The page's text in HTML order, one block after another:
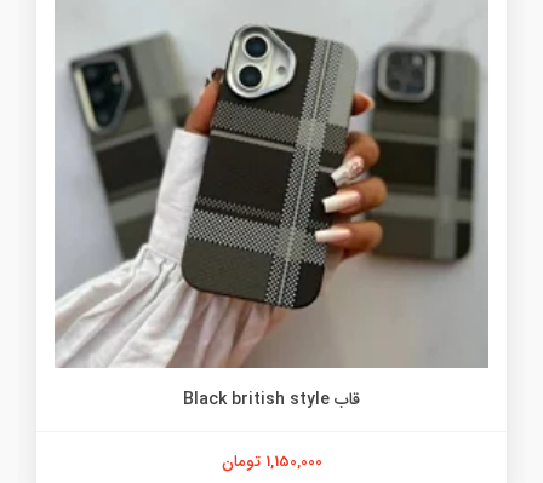
قاب Black british style
1,150,000 تومان